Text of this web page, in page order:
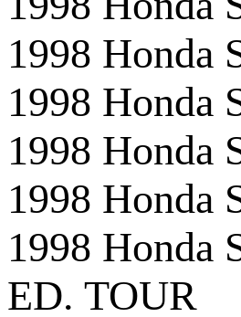
1998 Honda
1998 Honda
1998 Honda
1998 Honda
1998 Honda
ED. TOUR